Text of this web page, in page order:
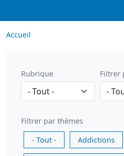
Accueil
Rubrique Filtrer
Filtrer par thèmes
- Tout -
Addictions